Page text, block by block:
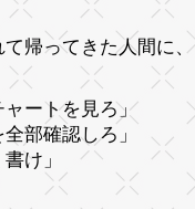
帰ってきた人間に、
ートを見ろ」
部確認しろ」
け」